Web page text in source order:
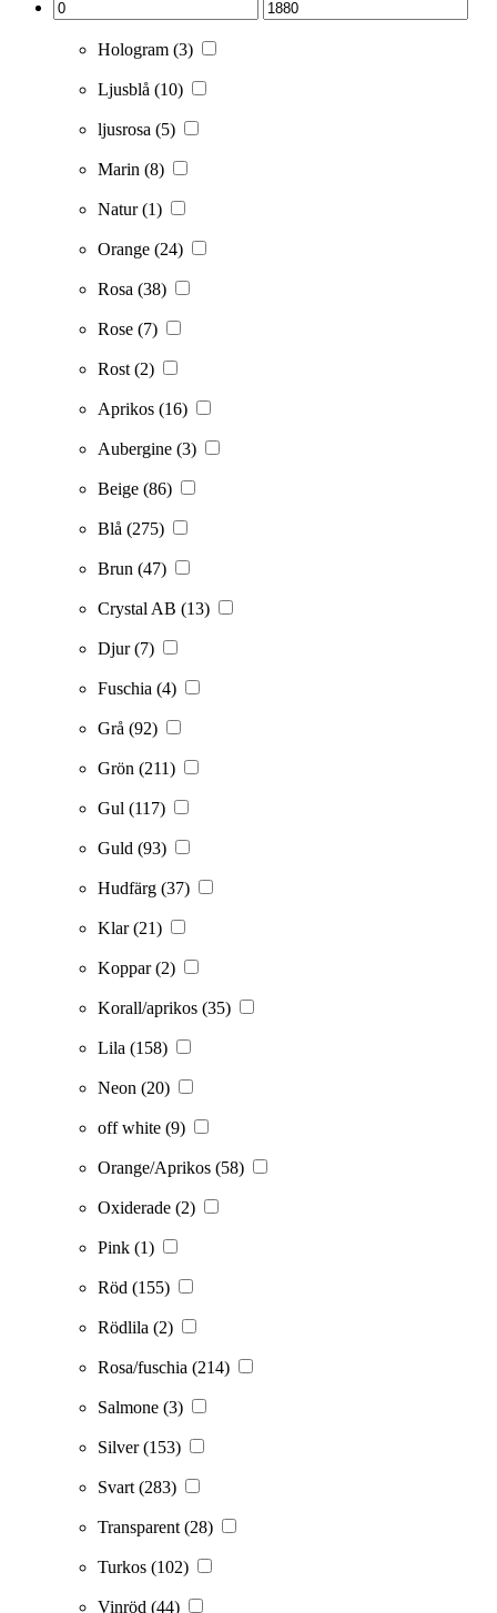
Hologram (3)
Ljusblå (10)
ljusrosa (5)
Marin (8)
Natur(1)
Orange (24)
Rosa (38)
Rose (7)
Rost (2)
Aprikos (16)
Aubergine (3)
Beige (86)
Blå (275)
Brun (47)
Crystal AB (13)
Djur(7)
Fuschia (4)
Grå (92)
Grön (211)
Gul (117)
Guld (93)
Hudfärg (37)
Klar(21)
Koppar(2)
Korall/aprikos (35)
Lila (158)
Neon (20)
off white (9)
Orange/Aprikos (58)
Oxiderade (2)
Pink (1)
Röd (155)
Rödlila (2)
Rosa/fuschia (214)
Salmone (3)
Silver(153)
Svart (283)
Transparent (28)
Turkos (102)
Vinröd (44)